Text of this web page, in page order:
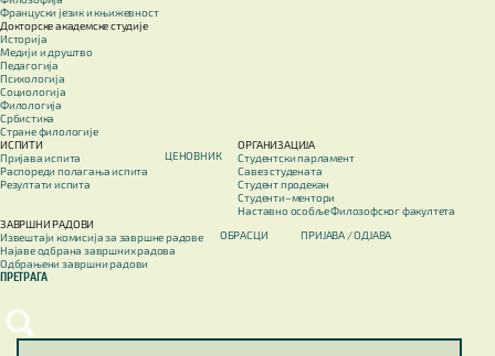
Француски језик и књижевност
Докторске академске студије
Историја
Медији и друштво
Педагогија
Психологија
Социологија
Филологија
Србистика
Стране филологије
ИСПИТИ
Пријава испита
Распореди полагања испита
Резултати испита
ЦЕНОВНИК
ОРГАНИЗАЦИЈА
Студентски парламент
Савез студената
Студент продекан
Студенти–ментори
Наставно особље Филозофског факултета
ЗАВРШНИ РАДОВИ
Извештаји комисија за завршне радове
Најаве одбрана завршних радова
Одбрањени завршни радови
ОБРАСЦИ ПРИЈАВА / OДЈАВА
ПРЕТРАГА